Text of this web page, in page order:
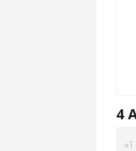
4
#1